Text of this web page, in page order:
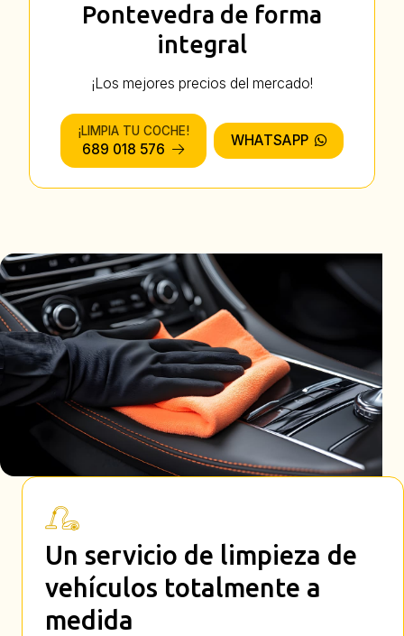
Pontevedra de forma
integral
¡Los mejores precios del mercado!
¡LIMPIA TU COCHE!
689 018 576
WHATSAPP
Un servicio de limpieza de
vehículos totalmente a
medida